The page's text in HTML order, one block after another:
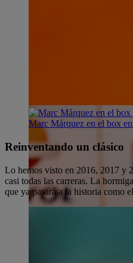
Marc Márquez en el box
Reinventando un clásico
Lo hemos visto en 2016, 2017 y
casi todas las carreras. La
que ya pasará a la historia como